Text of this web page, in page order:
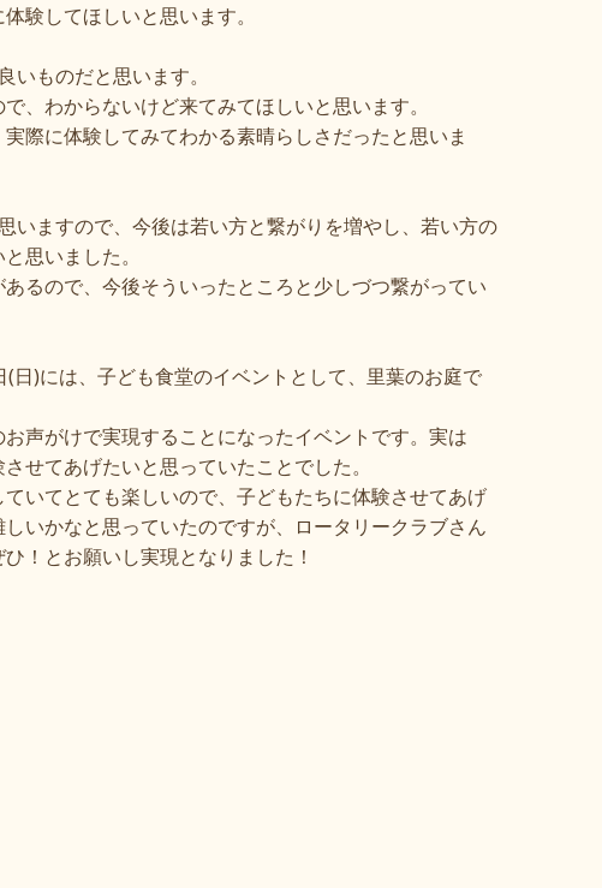
験してほしいと思います。
いものだと思います。
、わからないけど来てみてほしいと思います。
際に体験してみてわかる素晴らしさだったと思いま
いますので、今後は若い方と繋がりを増やし、若い方の
思いました。
るので、今後そういったところと少しづつ繋がってい
(日)には、子ども食堂のイベントとして、里葉のお庭で
声がけで実現することになったイベントです。実は
せてあげたいと思っていたことでした。
いてとても楽しいので、子どもたちに体験させてあげ
いかなと思っていたのですが、ロータリークラブさん
！とお願いし実現となりました！